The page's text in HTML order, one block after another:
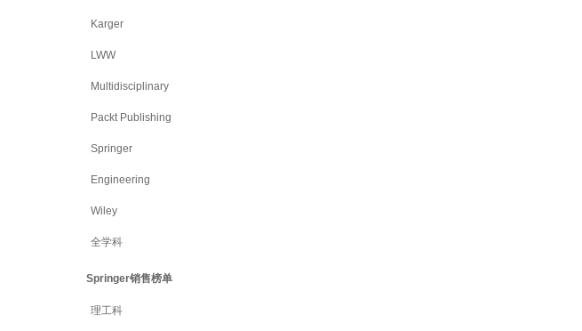
Karger
LWW
Multidisciplinary
Packt Publishing
Springer
Engineering
Wiley
全学科
Springer销售榜单
理工科